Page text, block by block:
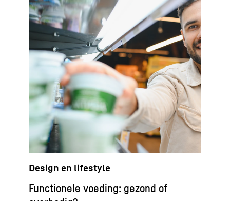
Design en lifestyle
Functionele voeding: gezond of